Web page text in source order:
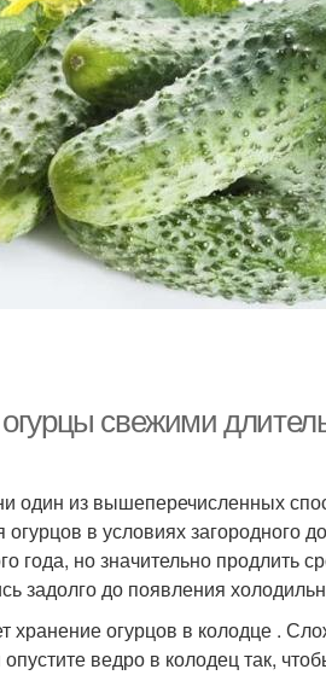
огурцы свежими
один из вышеперечисленных
в условиях загородного
года, но значительно продлить
задолго до появления
хранение огурцов в колодце .
ведро в колодец так,